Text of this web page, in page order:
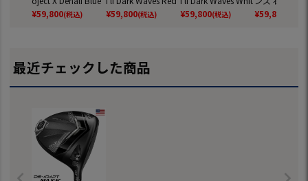
60 Frost CB 60 カー
ボン USA直輸入品
¥59,800(税込)
50 カーボン USA直
輸入品 オプティム
¥59,800(税込)
e 60 カーボン USA
直輸入品 オプティ
¥59,800(税込)
k Waves Red
ーボン USA
¥59,800
最近チェックした商品